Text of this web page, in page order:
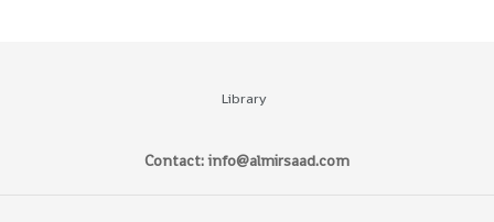
Library
Contact: info@almirsaad.com